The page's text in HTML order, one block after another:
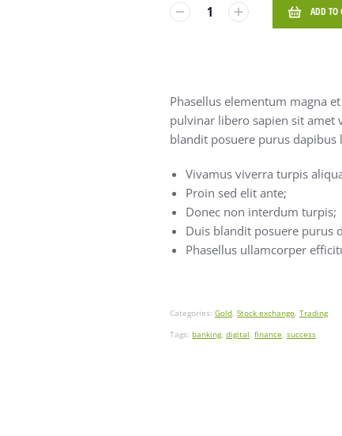
ADD TO
Phasellus elementum magna
pulvinar libero sapien sit amet
blandit posuere purus
Vivamus viverra turpis
Proin sed elit ante;
Donec non interdum turpis;
Duis blandit posuere purus
Phasellus ullamcorper
Categories: Gold, Stock exchange, Trading
Tags: banking, digital, finance, success